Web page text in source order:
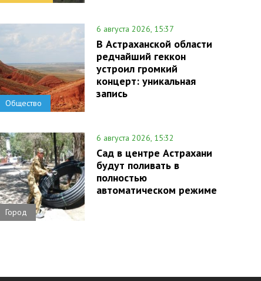
Общество
6 августа 2026, 15:37
В Астраханской области
редчайший геккон
устроил громкий
концерт: уникальная
запись
Город
6 августа 2026, 15:32
Сад в центре Астрахани
будут поливать в
полностью
автоматическом режиме